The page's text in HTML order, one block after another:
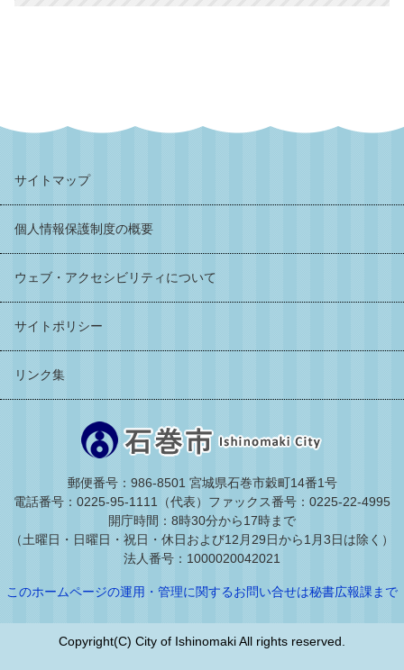
サイトマップ
個人情報保護制度の概要
ウェブ・アクセシビリティについて
サイトポリシー
リンク集
郵便番号：986-8501 宮城県石巻市穀町14番1号
電話番号：0225-95-1111（代表） ファックス番号：0225-22-4995
開庁時間：8時30分から17時まで
（土曜日・日曜日・祝日・休日および12月29日から1月3日は除く）
法人番号：1000020042021
このホームページの運用・管理に関するお問い合せは秘書広報課まで
Copyright(C) City of Ishinomaki All rights reserved.